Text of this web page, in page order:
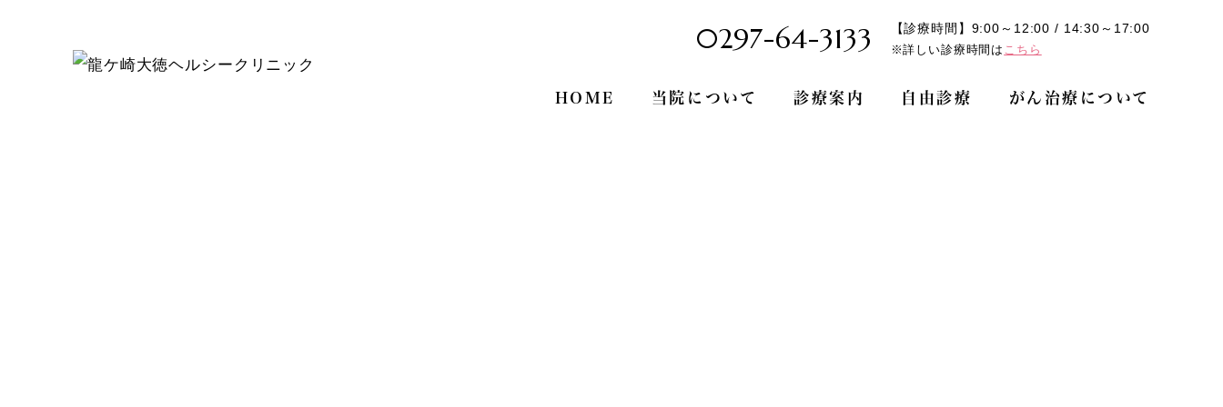
0297-64-3133 【診療時間】9:00～12:00 / 14:30～17:00
※詳しい診療時間は こちら
HOME 当院について 診療案内 自由診療 がん治療について